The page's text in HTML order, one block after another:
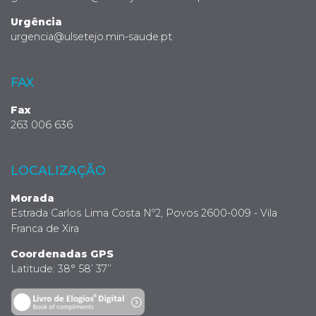
Urgência
urgencia@ulsetejo.min-saude.pt
FAX
Fax
263 006 636
LOCALIZAÇÃO
Morada
Estrada Carlos Lima Costa Nº2, Povos 2600-009 - Vila
Franca de Xira
Coordenadas GPS
Latitude: 38° 58’ 37’’